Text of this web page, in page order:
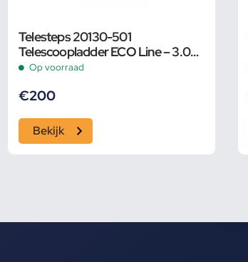
Telesteps 20130-501
Telescoopladder ECO Line – 3.0m
– Aluminium – max. werkhoogte
Op voorraad
€200
Bekijk